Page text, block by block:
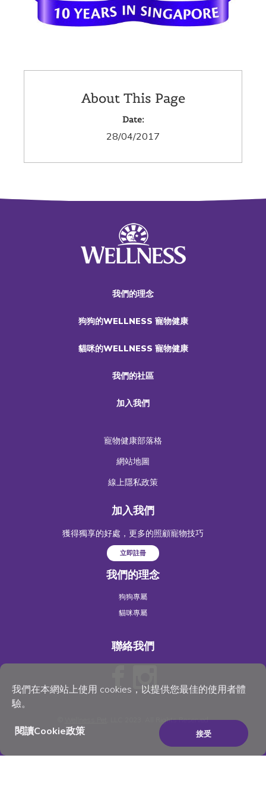
我們在本網站上使用 cookies，以提供您最佳的使用者體
驗。
閱讀Cookie政策 接受
About This Page
Date:
28/04/2017
我們的理念
狗狗的WELLNESS 寵物健康
貓咪的WELLNESS 寵物健康
我們的社區
加入我們
寵物健康部落格
網站地圖
線上隱私政策
加入我們
獲得獨享的好處，更多的照顧寵物技巧
立即註冊
我們的理念
狗狗專屬
貓咪專屬
聯絡我們
, LLC 2023. All Rights Reserved